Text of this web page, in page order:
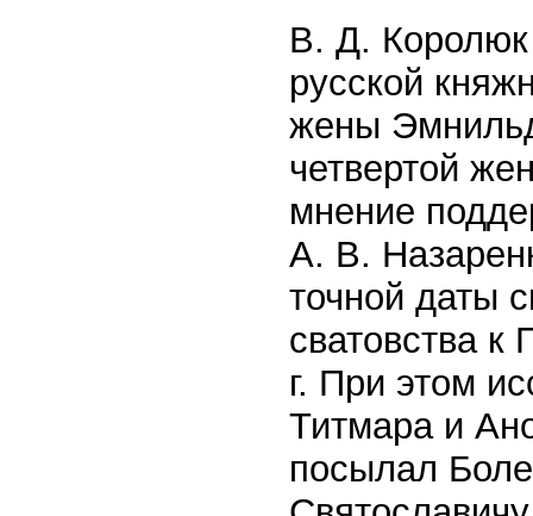
В. Д. Королюк
русской
жены
четвертой
мнение
А. В.
точной даты
сватовства
г. При этом
Титмара и
посылал